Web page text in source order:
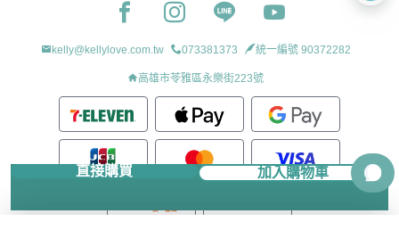
Facebook page
Instagram page
Line pageYoutube page
kelly@kellylove.com.tw 073381373 統一編號 90372282
高雄市苓雅區永樂街223號